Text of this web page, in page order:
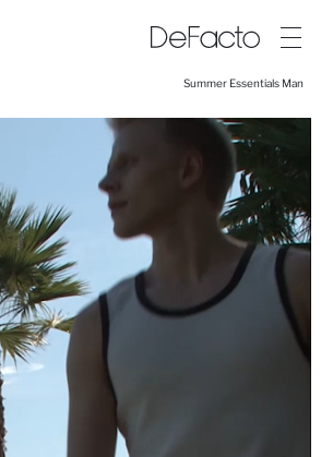
Summer Essentials Man